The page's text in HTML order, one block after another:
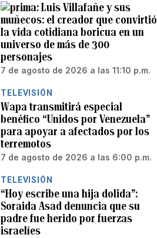
Luis Villafañe y sus
muñecos: el creador que convirtió
la vida cotidiana boricua en un
universo de más de 300
personajes
7 de agosto de 2026 a las 11:10 p.m.
TELEVISIÓN
Wapa transmitirá especial
benéfico “Unidos por Venezuela”
para apoyar a afectados por los
terremotos
7 de agosto de 2026 a las 6:00 p.m.
TELEVISIÓN
“Hoy escribe una hija dolida”:
Soraida Asad denuncia que su
padre fue herido por fuerzas
israelíes